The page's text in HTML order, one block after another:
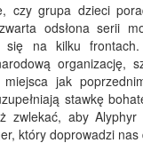
czy grupa dzieci
odsłona serii
się na kilku
organizację,
jak
stawkę
aby
który doprowadzi